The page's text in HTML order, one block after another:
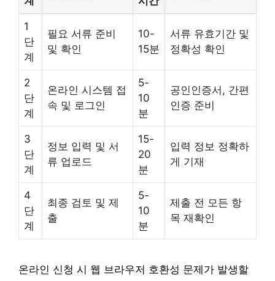
1
단
계
필요 서류 준비
및 확인
10-
15분
서류 유효기간 및
정확성 확인
2
단
계
온라인 시스템 접
속 및 로그인
5-
10
분
공인인증서, 간편
인증 준비
3
단
계
정보 입력 및 서
류 업로드
15-
20
분
입력 정보 정확하
게 기재
4
단
계
최종 검토 및 제
출
5-
10
분
제출 전 모든 항
목 재확인
온라인 신청 시 웹 브라우저 호환성 문제가 발생할